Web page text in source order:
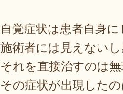
自覚症状は患者自身に
施術者には見えない
それを直接治すのは無
その症状が出現した